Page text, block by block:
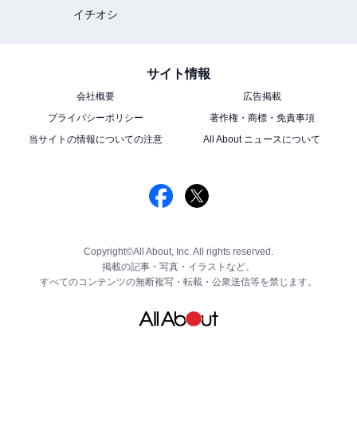
イチオシ
サイト情報
会社概要
広告掲載
プライバシーポリシー
著作権・商標・免責事項
当サイトの情報についての注意
All About ニュースについて
Copyright©All About, Inc. All rights reserved.
掲載の記事・写真・イラストなど、
すべてのコンテンツの無断複写・転載・公衆送信等を禁じます。